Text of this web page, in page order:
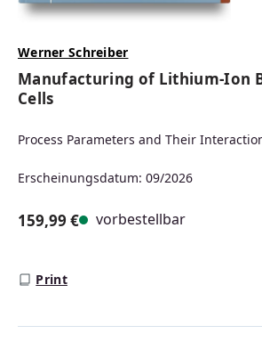
Werner Schreiber
Manufacturing of Lithium-Ion
Cells
Process Parameters and Their
Erscheinungsdatum: 09/2026
159,99 € vorbestellbar
Print